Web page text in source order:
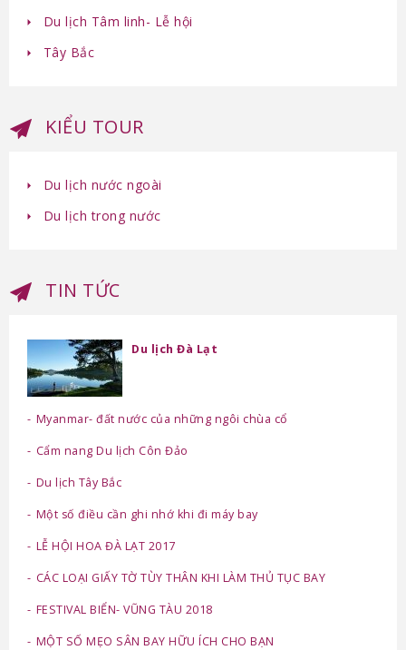
Du lịch Tâm linh- Lễ hội
Tây Bắc
KIỂU TOUR
Du lịch nước ngoài
Du lịch trong nước
TIN TỨC
Du lịch Đà Lạt
Myanmar- đất nước của những ngôi chùa cổ
Cẩm nang Du lịch Côn Đảo
Du lịch Tây Bắc
Một số điều cần ghi nhớ khi đi máy bay
LỄ HỘI HOA ĐÀ LẠT 2017
CÁC LOẠI GIẤY TỜ TÙY THÂN KHI LÀM THỦ TỤC BAY
FESTIVAL BIỂN- VŨNG TÀU 2018
MỘT SỐ MẸO SÂN BAY HỮU ÍCH CHO BẠN